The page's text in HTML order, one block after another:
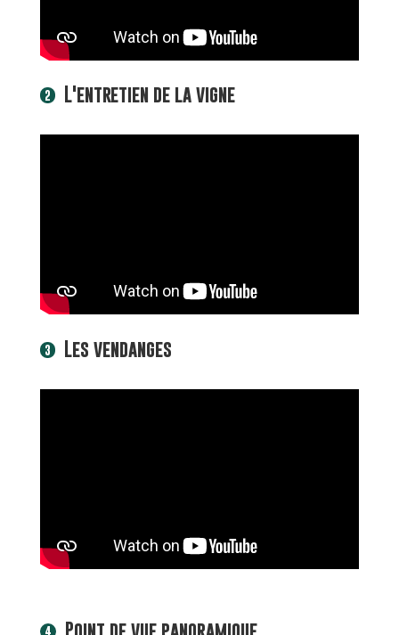
2 L'entretien de la vigne
3 Les vendanges
4 Point de vue panoramique